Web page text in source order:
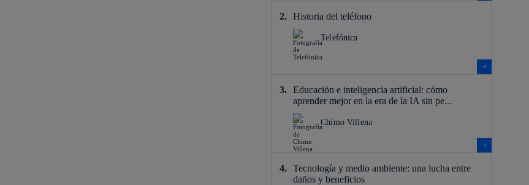
Historia del teléfono
Telefónica
Educación e inteligencia artificial: cómo
aprender mejor en la era de la IA sin pe...
Chimo Villena
Tecnología y medio ambiente: una lucha entre
daños y beneficios